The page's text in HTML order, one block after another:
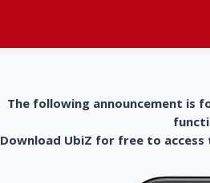
The following announcement is
Download UbiZ for free to